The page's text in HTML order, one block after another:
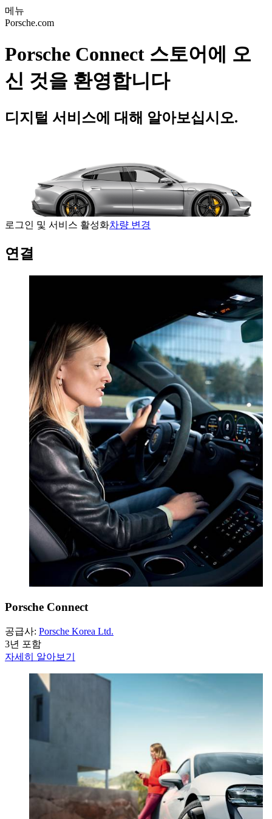
메뉴
Porsche.com
Porsche Connect 스토어에 오
신 것을 환영합니다
디지털 서비스에 대해 알아보십시오.
로그인 및 서비스 활성화차량 변경
연결
Porsche Connect
공급사: Porsche Korea Ltd.
3년 포함
자세히 알아보기